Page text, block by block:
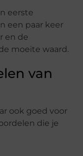
eerste
een paar keer
en de
moeite waard.
van
ook goed voor
die je